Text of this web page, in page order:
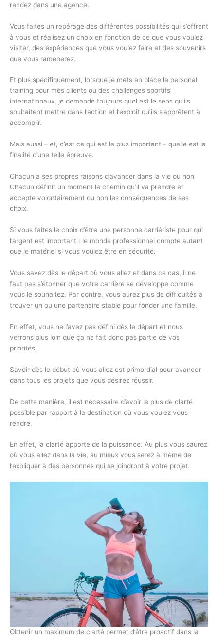
rendez dans une agence.
Vous faites un repérage des différentes possibilités qui s’offrent
à vous et réalisez un choix en fonction de ce que vous voulez
visiter, des expériences que vous voulez faire et des souvenirs
que vous ramènerez.
Et plus spécifiquement, lorsque je mets en place le personal
training pour mes clients ou des challenges sportifs
internationaux, je demande toujours quel est le sens qu’ils
souhaitent mettre dans l’action et l’exploit qu’ils s’apprêtent à
accomplir.
Mais aussi – et, c’est ce qui est le plus important – quelle est la
finalité d’une telle épreuve.
Chacun a ses propres raisons d’avancer dans la vie ou non
Chacun définit un moment le chemin qu’il va prendre et
accepte volontairement ou non les conséquences de ses
choix.
Si vous faites le choix d’être une personne carriériste pour qui
l’argent est important : le monde professionnel compte autant
que le matériel si vous voulez être en sécurité.
Vous savez dès le départ où vous allez et dans ce cas, il ne
faut pas s’étonner que votre carrière se développe comme
vous le souhaitez. Par contre, vous aurez plus de difficultés à
trouver un ou une partenaire stable pour fonder une famille.
En effet, vous ne l’avez pas défini dès le départ et nous
verrons plus loin que ça ne fait donc pas partie de vos
priorités.
Savoir dès le début où vous allez est primordial pour avancer
dans tous les projets que vous désirez réussir.
De cette manière, il est nécessaire d’avoir le plus de clarté
possible par rapport à la destination où vous voulez vous
rendre.
En effet, la clarté apporte de la puissance. Au plus vous saurez
où vous allez dans la vie, au mieux vous serez à même de
l’expliquer à des personnes qui se joindront à votre projet.
Obtenir un maximum de clarté permet d’être proactif dans la